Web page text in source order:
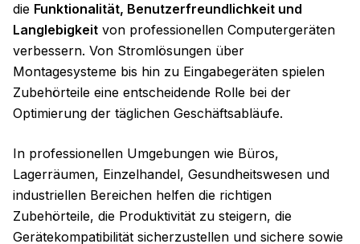
die Funktionalität, Benutzerfreundlichkeit und
Langlebigkeit von professionellen Computergeräten
verbessern. Von Stromlösungen über
Montagesysteme bis hin zu Eingabegeräten spielen
Zubehörteile eine entscheidende Rolle bei der
Optimierung der täglichen Geschäftsabläufe.
In professionellen Umgebungen wie Büros,
Lagerräumen, Einzelhandel, Gesundheitswesen und
industriellen Bereichen helfen die richtigen
Zubehörteile, die Produktivität zu steigern, die
Gerätekompatibilität sicherzustellen und sichere sowie